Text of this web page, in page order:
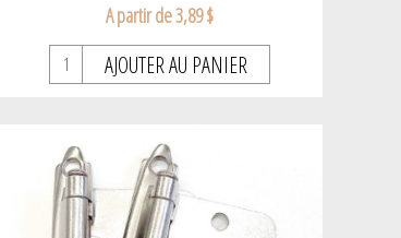
A partir de 3,89 $
AJOUTER AU PANIER